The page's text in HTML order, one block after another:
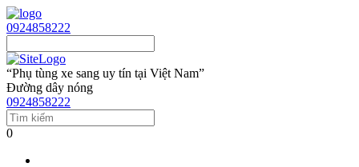
0924858222
“Phụ tùng xe sang uy tín tại Việt Nam”
Đường dây nóng
0924858222
0